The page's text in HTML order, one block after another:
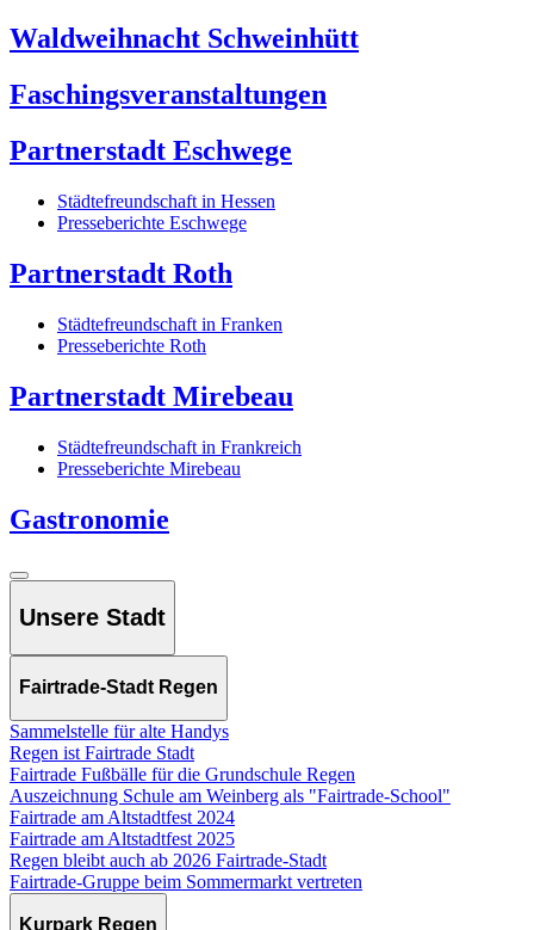
Waldweihnacht Schweinhütt
Faschingsveranstaltungen
Partnerstadt Eschwege
Städtefreundschaft in Hessen
Presseberichte Eschwege
Partnerstadt Roth
Städtefreundschaft in Franken
Presseberichte Roth
Partnerstadt Mirebeau
Städtefreundschaft in Frankreich
Presseberichte Mirebeau
Gastronomie
Unsere Stadt
Fairtrade-Stadt Regen
Sammelstelle für alte Handys
Regen ist Fairtrade Stadt
Fairtrade Fußbälle für die Grundschule Regen
Auszeichnung Schule am Weinberg als "Fairtrade-School"
Fairtrade am Altstadtfest 2024
Fairtrade am Altstadtfest 2025
Regen bleibt auch ab 2026 Fairtrade-Stadt
Fairtrade-Gruppe beim Sommermarkt vertreten
Kurpark Regen